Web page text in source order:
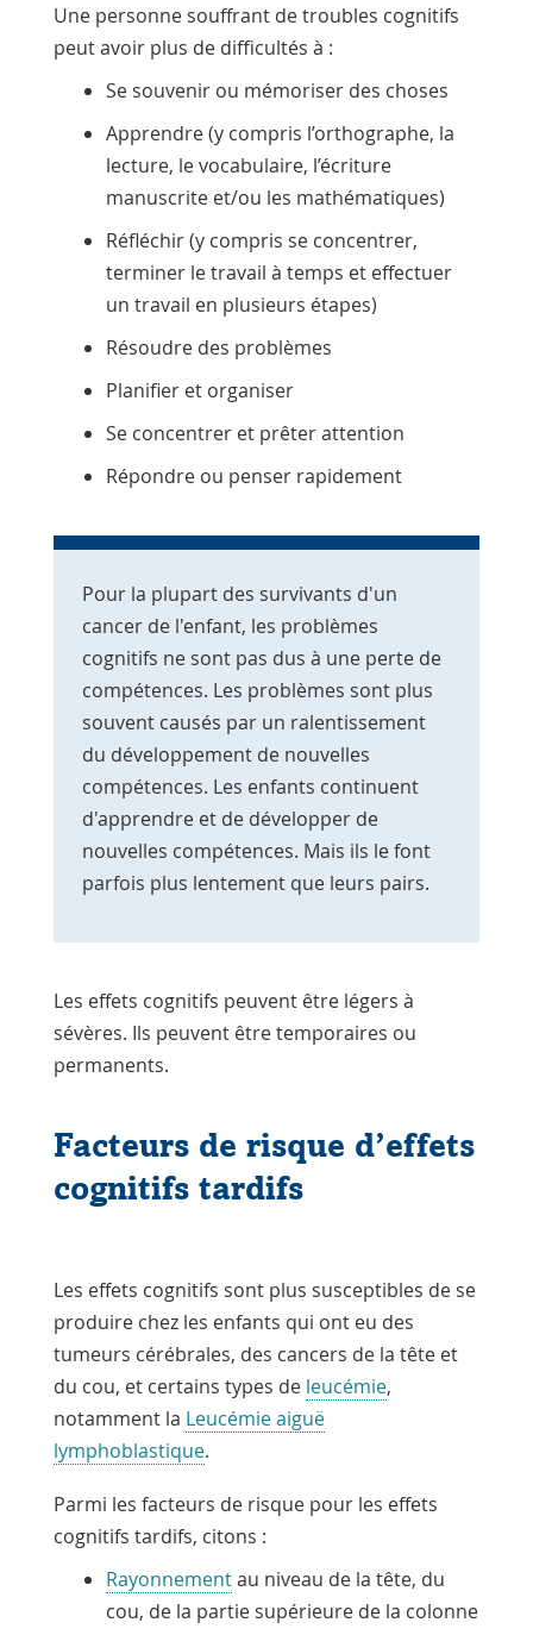
Une personne souffrant de troubles cognitifs
peut avoir plus de difficultés à :
Se souvenir ou mémoriser des choses
Apprendre (y compris l’orthographe, la
lecture, le vocabulaire, l’écriture
manuscrite et/ou les mathématiques)
Réfléchir (y compris se concentrer,
terminer le travail à temps et effectuer
un travail en plusieurs étapes)
Résoudre des problèmes
Planifier et organiser
Se concentrer et prêter attention
Répondre ou penser rapidement
Pour la plupart des survivants d'un
cancer de l'enfant, les problèmes
cognitifs ne sont pas dus à une perte de
compétences. Les problèmes sont plus
souvent causés par un ralentissement
du développement de nouvelles
compétences. Les enfants continuent
d'apprendre et de développer de
nouvelles compétences. Mais ils le font
parfois plus lentement que leurs pairs.
Les effets cognitifs peuvent être légers à
sévères. Ils peuvent être temporaires ou
permanents.
Facteurs de risque d’effets
cognitifs tardifs
Les effets cognitifs sont plus susceptibles de se
produire chez les enfants qui ont eu des
tumeurs cérébrales, des cancers de la tête et
du cou, et certains types de leucémie,
notamment la Leucémie aiguë
lymphoblastique.
Parmi les facteurs de risque pour les effets
cognitifs tardifs, citons :
Rayonnementau niveau de la tête, du
cou, de la partie supérieure de la colonne